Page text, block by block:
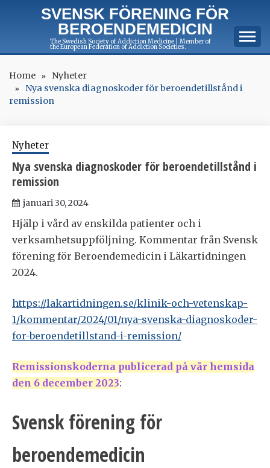
SVENSK FÖRENING FÖR
BEROENDEMEDICIN
The Swedish Society of Addiction Medicine | Member of
the European Federation of Addiction Societies.
Home
Nyheter
Nya svenska diagnoskoder för beroendetillstånd i
remission
Nyheter
Nya svenska diagnoskoder för beroendetillstånd i
remission
januari 30, 2024
Hjälp i vård av enskilda patienter och i
verksamhetsuppföljning. Kommentar från Svensk
förening för Beroendemedicin i Läkartidningen
2024.
https://lakartidningen.se/klinik-och-vetenskap-
1/kommentar/2024/01/nya-svenska-diagnoskoder-
for-beroendetillstand-i-remission/
Remissionskoderna publicerad på vår hemsida
den 6 december 2023:
Svensk förening för
beroendemedicin